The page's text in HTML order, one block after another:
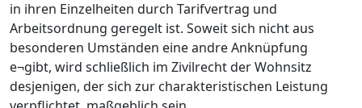
in ihren Einzelheiten durch Tarifvertrag und
Arbeitsordnung geregelt ist. Soweit sich nicht aus
besonderen Umständen eine andre Anknüpfung
e¬gibt, wird schließlich im Zivilrecht der Wohnsitz
desjenigen, der sich zur charakteristischen Leistung